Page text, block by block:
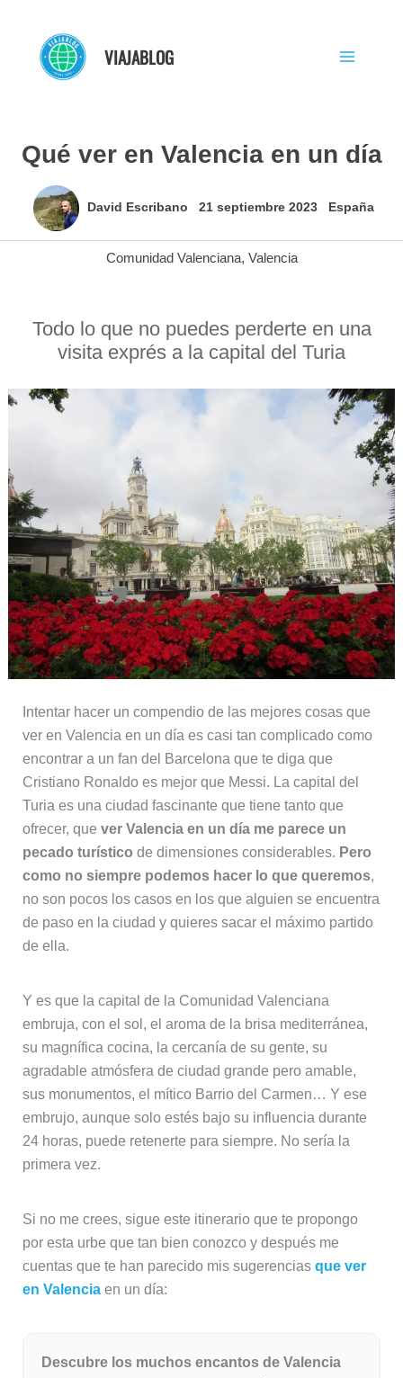
contenido
VIAJABLOG
Qué ver en Valencia en un día
David Escribano 21 septiembre 2023 España
Comunidad Valenciana, Valencia
Todo lo que no puedes perderte en una
visita exprés a la capital del Turia
Intentar hacer un compendio de las mejores cosas que
ver en Valencia en un día es casi tan complicado como
encontrar a un fan del Barcelona que te diga que
Cristiano Ronaldo es mejor que Messi. La capital del
Turia es una ciudad fascinante que tiene tanto que
ofrecer, que ver Valencia en un día me parece un
pecado turístico de dimensiones considerables. Pero
como no siempre podemos hacer lo que queremos,
no son pocos los casos en los que alguien se encuentra
de paso en la ciudad y quieres sacar el máximo partido
de ella.
Y es que la capital de la Comunidad Valenciana
embruja, con el sol, el aroma de la brisa mediterránea,
su magnífica cocina, la cercanía de su gente, su
agradable atmósfera de ciudad grande pero amable,
sus monumentos, el mítico Barrio del Carmen… Y ese
embrujo, aunque solo estés bajo su influencia durante
24 horas, puede retenerte para siempre. No sería la
primera vez.
Si no me crees, sigue este itinerario que te propongo
por esta urbe que tan bien conozco y después me
cuentas que te han parecido mis sugerencias que ver
en Valenciaen un día:
Descubre los muchos encantos de Valencia